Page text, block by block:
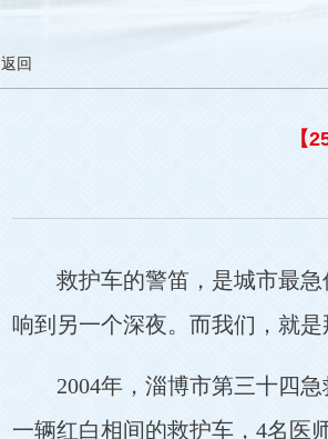
返回
【
救护车的警笛，是城市最
响到另一个深夜。而我们，就是
2004年，淄博市第三十四
一辆红白相间的救护车，4名医